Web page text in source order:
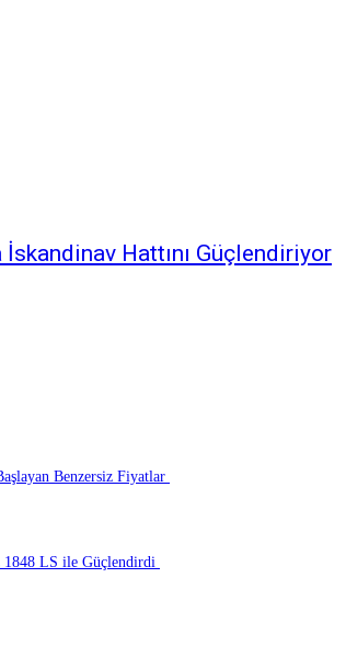
Hattını Güçlendiriyor
Benzersiz Fiyatlar
LS ile Güçlendirdi